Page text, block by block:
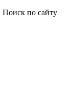
Поиск по сайту